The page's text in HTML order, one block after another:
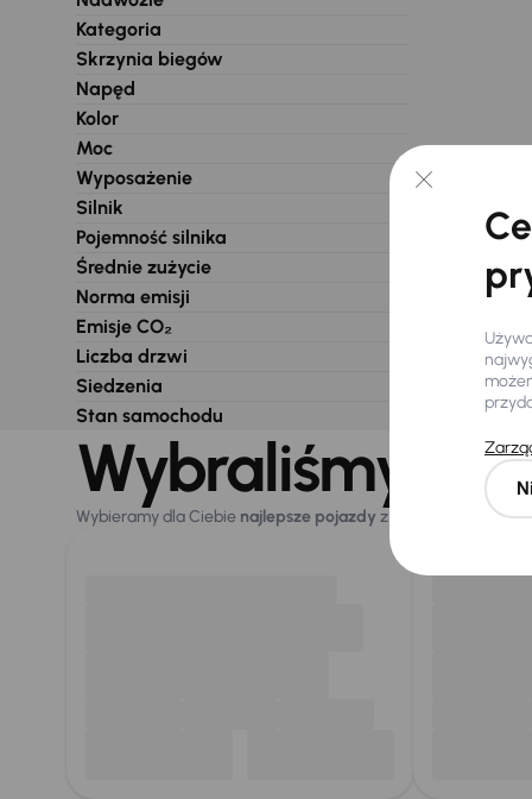
Kategoria
Skrzynia biegów
Napęd
Kolor
Moc
Wyposażenie
Silnik
Pojemność silnika
Średnie zużycie
Norma emisji
Emisje CO₂
Liczba drzwi
Siedzenia
Stan samochodu
Wybraliśmy dla
Wybieramy dla Ciebie najlepsze pojazdy z naszej oferty.